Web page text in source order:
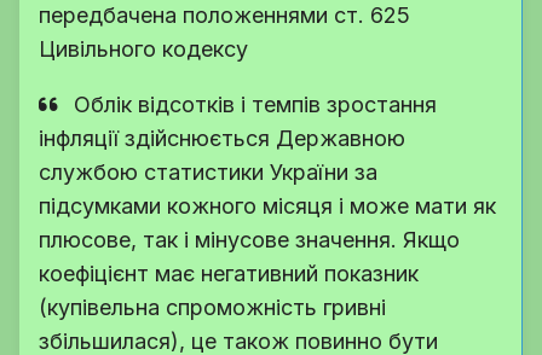
передбачена положеннями ст. 625
Цивільного кодексу
Облік відсотків і темпів зростання
інфляції здійснюється Державною
службою статистики України за
підсумками кожного місяця і може мати як
плюсове, так і мінусове значення. Якщо
коефіцієнт має негативний показник
(купівельна спроможність гривні
збільшилася), це також повинно бути